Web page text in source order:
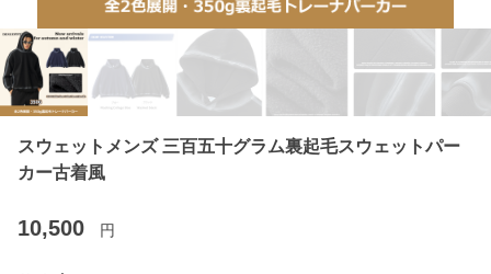
スウェットメンズ 三百五十グラム裏起毛スウェットパー
カー古着風
10,500 円